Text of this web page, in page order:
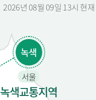
2026년 08월 09일 13시 현재
녹색
서울
녹색교통지역